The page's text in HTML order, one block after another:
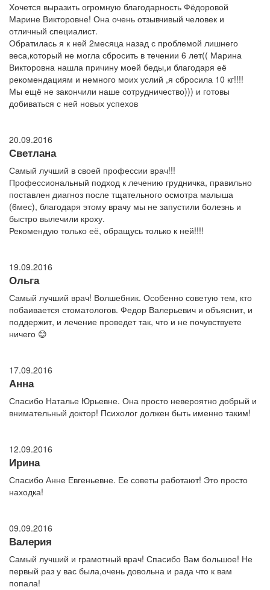
Хочется выразить огромную благодарность Фёдоровой
Марине Викторовне! Она очень отзывчивый человек и
отличный специалист.
Обратилась я к ней 2месяца назад с проблемой лишнего
веса,который не могла сбросить в течении 6 лет(( Марина
Викторовна нашла причину моей беды,и благодаря её
рекомендациям и немного моих услий ,я сбросила 10 кг!!!!
Мы ещё не закончили наше сотрудничество))) и готовы
добиваться с ней новых успехов
20.09.2016
Светлана
Самый лучший в своей профессии врач!!!
Профессиональный подход к лечению грудничка, правильно
поставлен диагноз после тщательного осмотра малыша
(6мес), благодаря этому врачу мы не запустили болезнь и
быстро вылечили кроху.
Рекомендую только её, обращусь только к ней!!!!
19.09.2016
Ольга
Самый лучший врач! Волшебник. Особенно советую тем, кто
побаивается стоматологов. Федор Валерьевич и объяснит, и
поддержит, и лечение проведет так, что и не почувствуете
ничего 😊
17.09.2016
Анна
Спасибо Наталье Юрьевне. Она просто невероятно добрый и
внимательный доктор! Психолог должен быть именно таким!
12.09.2016
Ирина
Спасибо Анне Евгеньевне. Ее советы работают! Это просто
находка!
09.09.2016
Валерия
Самый лучший и грамотный врач! Спасибо Вам большое! Не
первый раз у вас была,очень довольна и рада что к вам
попала!